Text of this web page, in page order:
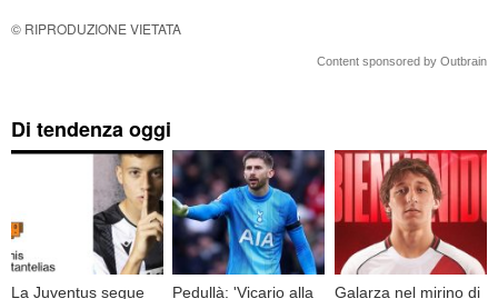
© RIPRODUZIONE VIETATA
Content sponsored by Outbrain
Di tendenza oggi
La Juventus segue
Pedullà: 'Vicario alla
Galarza nel mirino di